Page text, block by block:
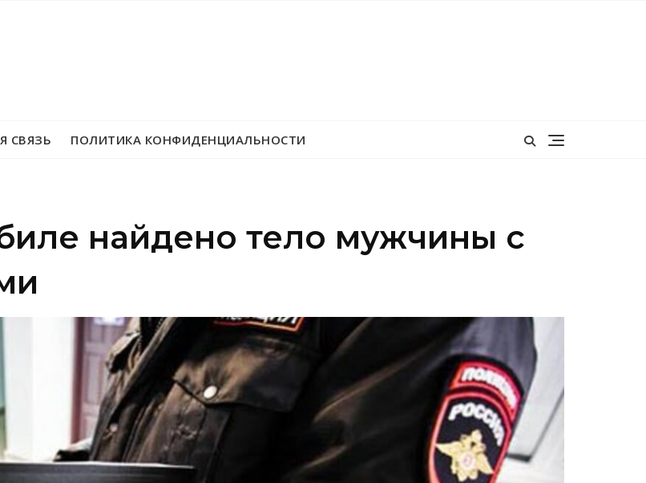
СВЯЗЬ ПОЛИТИКА КОНФИДЕНЦИАЛЬНОСТИ
найдено тело мужчины с